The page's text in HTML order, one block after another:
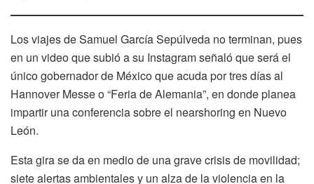
Los viajes de Samuel García Sepúlveda no terminan, pues
en un video que subió a su Instagram señaló que será el
único gobernador de México que acuda por tres días al
Hannover Messe o “Feria de Alemania”, en donde planea
impartir una conferencia sobre el nearshoring en Nuevo
León.
Esta gira se da en medio de una grave crisis de movilidad;
siete alertas ambientales y un alza de la violencia en la